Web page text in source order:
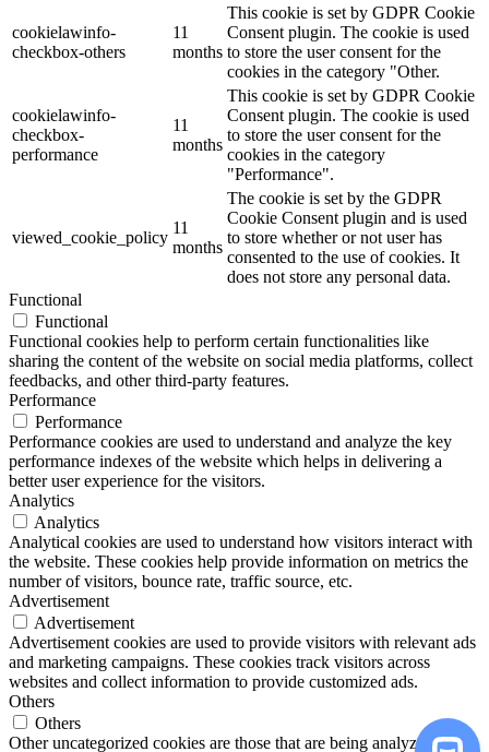
cookielawinfo-
checkbox-others
11
months
This cookie is set by GDPR Cookie
Consent plugin. The cookie is used
to store the user consent for the
cookies in the category "Other.
cookielawinfo-
checkbox-
performance
11
months
This cookie is set by GDPR Cookie
Consent plugin. The cookie is used
to store the user consent for the
cookies in the category
"Performance".
viewed_cookie_policy
11
months
The cookie is set by the GDPR
Cookie Consent plugin and is used
to store whether or not user has
consented to the use of cookies. It
does not store any personal data.
Functional
Functional
Functional cookies help to perform certain functionalities like
sharing the content of the website on social media platforms, collect
feedbacks, and other third-party features.
Performance
Performance
Performance cookies are used to understand and analyze the key
performance indexes of the website which helps in delivering a
better user experience for the visitors.
Analytics
Analytics
Analytical cookies are used to understand how visitors interact with
the website. These cookies help provide information on metrics the
number of visitors, bounce rate, traffic source, etc.
Advertisement
Advertisement
Advertisement cookies are used to provide visitors with relevant ads
and marketing campaigns. These cookies track visitors across
websites and collect information to provide customized ads.
Others
Others
Other uncategorized cookies are those that are being analyzed and